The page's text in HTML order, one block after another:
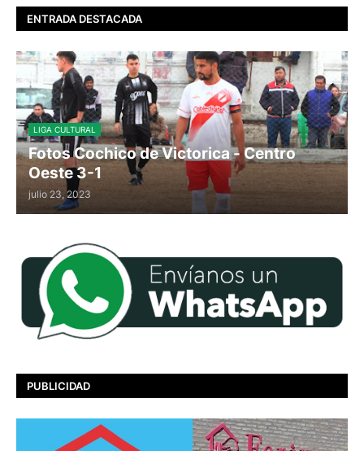
ENTRADA DESTACADA
LIGA CULTURAL
Fotos Cochico de Victorica - Centro
Oeste 3-1
julio 23, 2023
PUBLICIDAD